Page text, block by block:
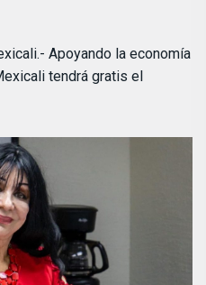
Apoyando la economía
tendrá gratis el